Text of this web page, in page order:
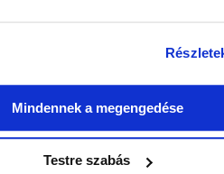
Mindennek a megengedése
Testre szabás
jelentett. Köszönetet mondott a
Sopron Vármegyei Mérnöki
munkája. A kötet 50
kötésben.